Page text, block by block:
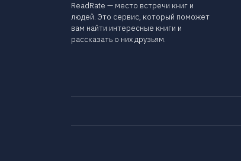
ReadRate — место встречи книг и
людей. Это сервис, который поможет
вам найти интересные книги и
рассказать о них друзьям.